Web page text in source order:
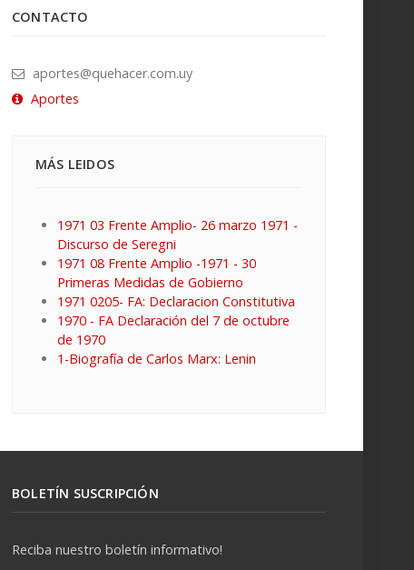
CONTACTO
aportes@quehacer.com.uy
Aportes
MÁS LEIDOS
1971 03 Frente Amplio- 26 marzo 1971 -
Discurso de Seregni
1971 08 Frente Amplio -1971 - 30
Primeras Medidas de Gobierno
1971 0205- FA: Declaracion Constitutiva
1970 - FA Declaración del 7 de octubre
de 1970
1-Biografía de Carlos Marx: Lenin
BOLETÍN SUSCRIPCIÓN
Reciba nuestro boletín informativo!